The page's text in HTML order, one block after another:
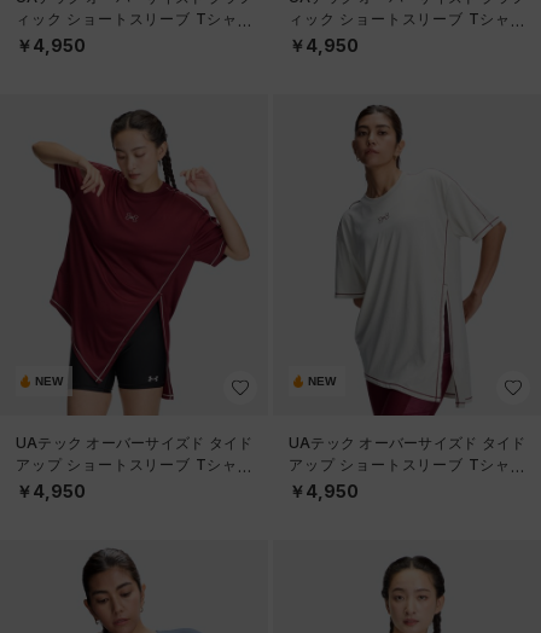
ィック ショートスリーブ Tシャツ
（トレーニング/WOMEN）
￥4,950
ィック ショートスリーブ Tシャツ
（トレーニング/WOMEN）
￥4,950
NEW
UAテック オーバーサイズド タイド
アップ ショートスリーブ Tシャツ
（トレーニング/WOMEN）
￥4,950
NEW
UAテック オーバーサイズド タイド
アップ ショートスリーブ Tシャツ
（トレーニング/WOMEN）
￥4,950